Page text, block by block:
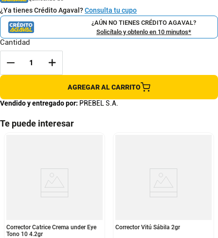
¿Ya tienes Crédito Agaval?Consulta tu cupo
¿AÚN NO TIENES CRÉDITO AGAVAL?
Solicítalo y obtenlo en 10 minutos*
Cantidad
AGREGAR AL CARRITO
Vendido y entregado por: PREBEL S.A.
Te puede interesar
Corrector Catrice Crema under Eye
Tono 10 4.2gr
Corrector Vitú Sábila 2gr